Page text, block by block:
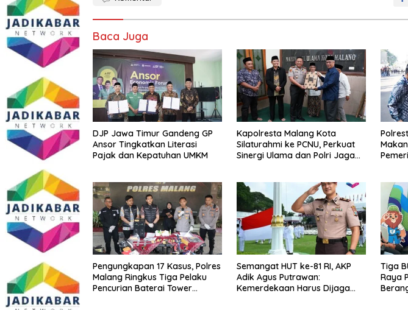
Baca Juga
DJP Jawa Timur Gandeng GP
Ansor Tingkatkan Literasi
Pajak dan Kepatuhan UMKM
Kapolresta Malang Kota
Silaturahmi ke PCNU, Perkuat
Sinergi Ulama dan Polri Jaga
Pengungkapan 17 Kasus, Polres
Malang Ringkus Tiga Pelaku
Pencurian Baterai Tower
Semangat HUT ke-81 RI, AKP
Adik Agus Putrawan:
Kemerdekaan Harus Dijaga
Tiga
Raya